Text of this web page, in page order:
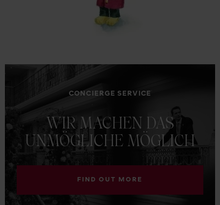
CONCIERGE SERVICE
WIR MACHEN DAS
UNMÖGLICHE MÖGLICH
FIND OUT MORE